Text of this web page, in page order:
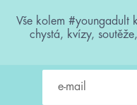
Vše kolem #youngadult
chystá, kvízy,